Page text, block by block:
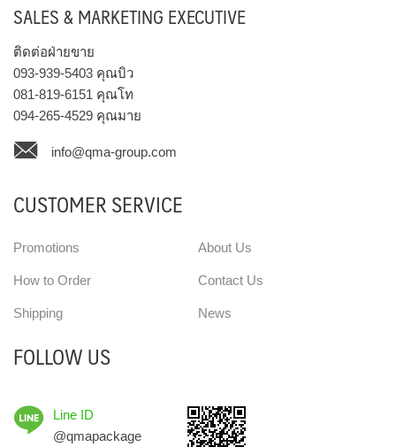
SALES & MARKETING EXECUTIVE
ติดต่อฝ่ายขาย
093-939-5403 คุณบิว
081-819-6151 คุณโท
094-265-4529 คุณมาย
info@qma-group.com
CUSTOMER SERVICE
Promotions
How to Order
Shipping
About Us
Contact Us
News
FOLLOW US
Line ID
@qmapackage